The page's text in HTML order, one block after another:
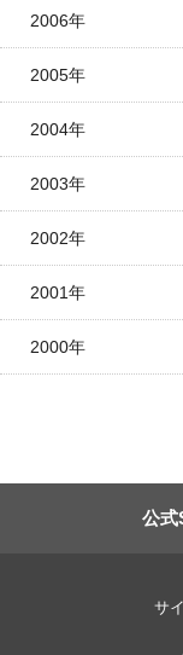
2006年
2005年
2004年
2003年
2002年
2001年
2000年
公式
サ